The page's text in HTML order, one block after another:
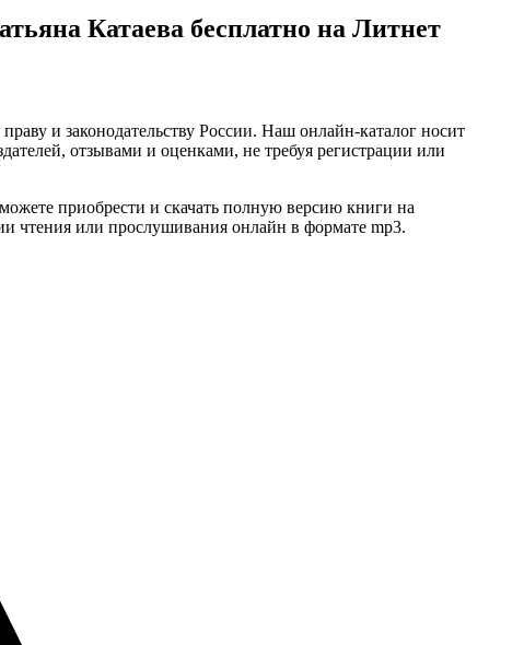
Катаева бесплатно на Литнет
и законодательству России. Наш онлайн-каталог носит
отзывами и оценками, не требуя регистрации или
приобрести и скачать полную версию книги на
чтения или прослушивания онлайн в формате mp3.